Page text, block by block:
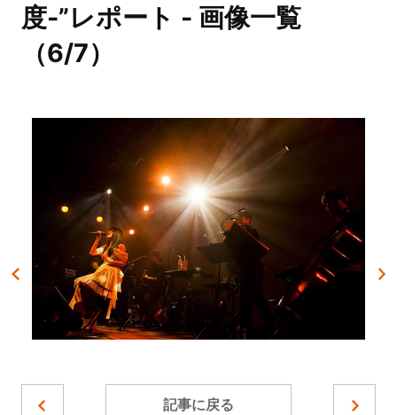
度-”レポート - 画像一覧
（6/7）
記事に戻る